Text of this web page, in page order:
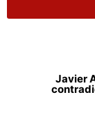
Javier